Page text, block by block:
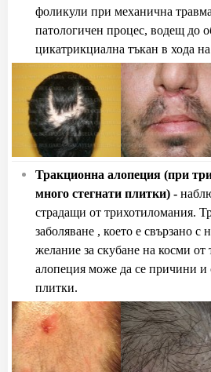
фоликули при механична
патологичен процес, водещ до
цикатрикциална тъкан в хода
Тракционна алопеция (при
много стегнати плитки) - н
страдащи от трихотиломания.
заболяване , което е свързано с
желание за скубане на косми от
алопеция може да се причини и
плитки.